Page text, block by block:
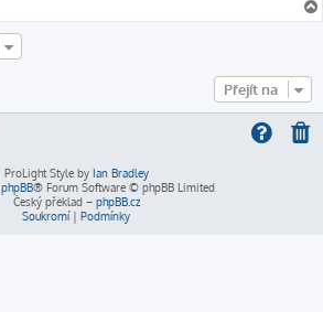
Přejít na
ProLight Style by Ian Bradley
phpBB® Forum Software © phpBB Limited
Český překlad – phpBB.cz
Soukromí| Podmínky